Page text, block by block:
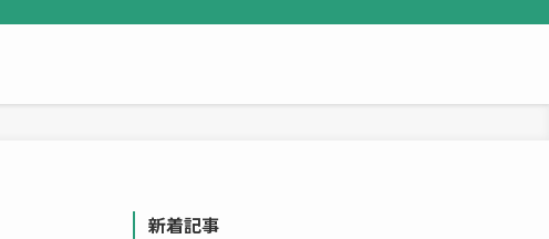
新着記事